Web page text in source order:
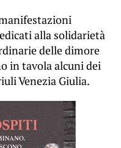
alla solidarietà
delle dimore
in tavola alcuni dei
Venezia Giulia.